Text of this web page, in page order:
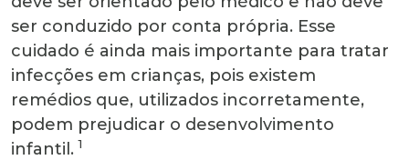
ser conduzido por conta própria. Esse
cuidado é ainda mais importante para tratar
infecções em crianças, pois existem
remédios que, utilizados incorretamente,
podem prejudicar o desenvolvimento
infantil. 1